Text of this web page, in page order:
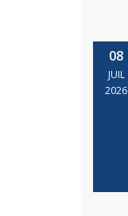
08
JUIL
2026